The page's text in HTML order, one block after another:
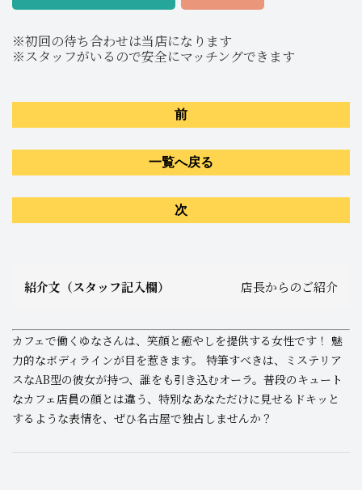
※初回の待ち合わせは当店になります
※スタッフがいるので安全にマッチングできます
前
一覧へ戻る
次
紹介文（スタッフ記入欄） 店長からのご紹介
カフェで働くゆなさんは、笑顔と癒やしを提供する女性です！ 魅
力的なボディラインが目を惹きます。 特筆すべきは、ミステリア
スなAB型の彼女が持つ、誰をも引き込むオーラ。普段のキュート
なカフェ店員の顔とは違う、特別なあなただけに見せるドキッと
するような表情を、ぜひ名古屋で独占しませんか？